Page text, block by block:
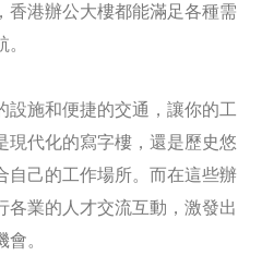
香港辦公大樓都能滿足各種需
設施和便捷的交通，讓你的工
現代化的寫字樓，還是歷史悠
自己的工作場所。而在這些辦
各業的人才交流互動，激發出
。